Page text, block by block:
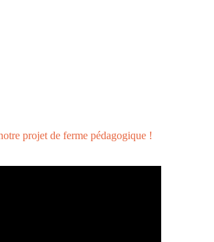
projet de ferme pédagogique !